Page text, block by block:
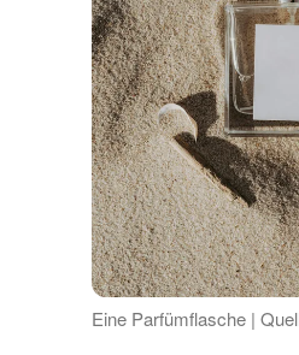
Eine Parfümflasche |